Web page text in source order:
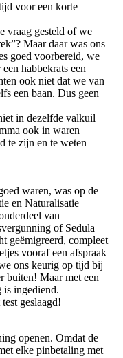
voor een korte
vraag gesteld of we
Maar daar was ons
goed voorbereid, we
habbekrats een
ook niet dat we van
een baan. Dus geen
in dezelfde valkuil
ook in waren
te zijn en te weten
waren, was op de
en Naturalisatie
van
of Sedula
geëmigreerd, compleet
vooraf een afspraak
ons keurig op tijd bij
buiten! Maar met een
is ingediend.
geslaagd!
openen. Omdat de
elke pinbetaling met